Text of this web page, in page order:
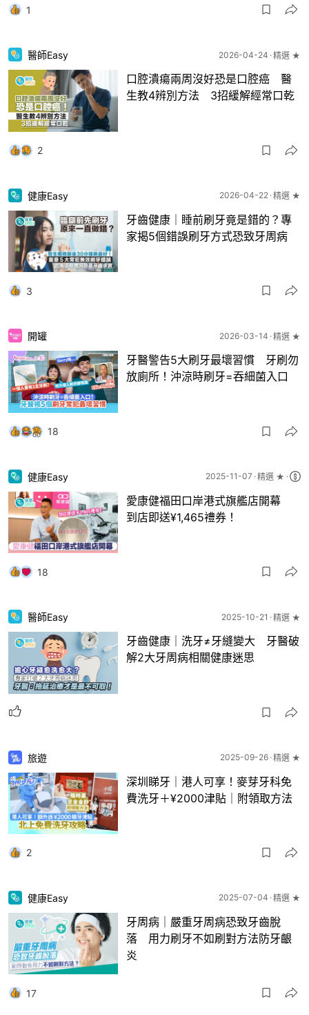
1
醫師Easy 2026-04-24 精選 ★
口腔潰瘍兩周沒好恐是口腔癌 醫
生教4辨別方法 3招緩解經常口乾
2
健康Easy 2026-04-22 精選 ★
牙齒健康｜睡前刷牙竟是錯的？專
家揭5個錯誤刷牙方式恐致牙周病
3
開罐 2026-03-14 精選 ★
牙醫警告5大刷牙最壞習慣 牙刷勿
放廁所！沖涼時刷牙=吞細菌入口
18
健康Easy 2025-11-07 精選 ★
愛康健福田口岸港式旗艦店開幕
到店即送¥1,465禮券！
18
醫師Easy 2025-10-21 精選 ★
牙齒健康｜洗牙≠牙縫變大 牙醫破
解2大牙周病相關健康迷思
旅遊 2025-09-26 精選 ★
深圳睇牙｜港人可享！麥芽牙科免
費洗牙＋¥2000津貼｜附領取方法
2
健康Easy 2025-07-04 精選 ★
牙周病｜嚴重牙周病恐致牙齒脫
落 用力刷牙不如刷對方法防牙齦
炎
17